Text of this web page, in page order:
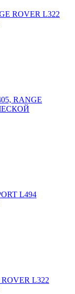
ROVER L322
RANGE
L494
L322